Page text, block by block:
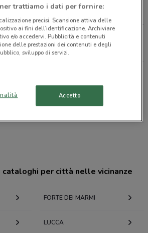
Puccini 1718/B Lucca
e negozi
per città nelle vicinanze
FORTE DEI MARMI
LUCCA
trattiamo i dati per fornire:
precisi. Scansione attiva delle
ai fini dell’identificazione. Archiviare
e/o accedervi. Pubblicità e contenuti
delle prestazioni dei contenuti e degli
sviluppo di servizi.
Accetto